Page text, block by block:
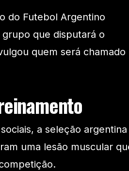
do Futebol Argentino
grupo que disputará o
quem será chamado
a seleção argentina
uma lesão muscular